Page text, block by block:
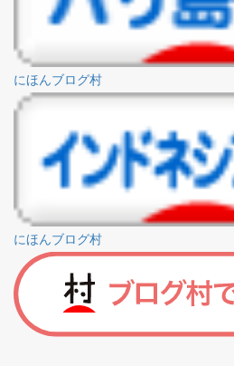
にほんブログ村
にほんブログ村